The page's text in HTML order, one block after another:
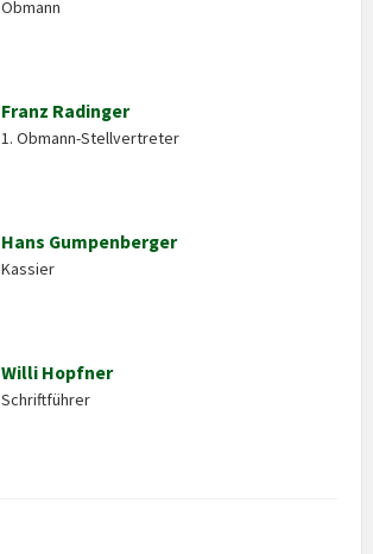
Obmann
Franz Radinger
1. Obmann-Stellvertreter
Hans Gumpenberger
Kassier
Willi Hopfner
Schriftführer